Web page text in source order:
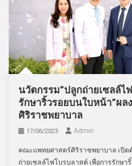
นวัตกรรม”ปลูกถ่ายเซลล์ไ
รักษาริ้วรอยบนใบหน้า”ผ
ศิริราชพยาบาล
17/06/2023 Admin
คณะแพทยศาสตร์ศิริราชพยาบาล เปิด
ถ่ายเซลล์ไฟโบรบลาสต์ เพื่อการรักษา